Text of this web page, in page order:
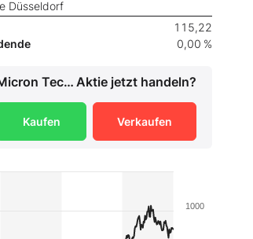
Düsseldorf
115,22
0,00 %
Micron Technology Aktie jetzt handeln?
Kaufen Verkaufen
1000